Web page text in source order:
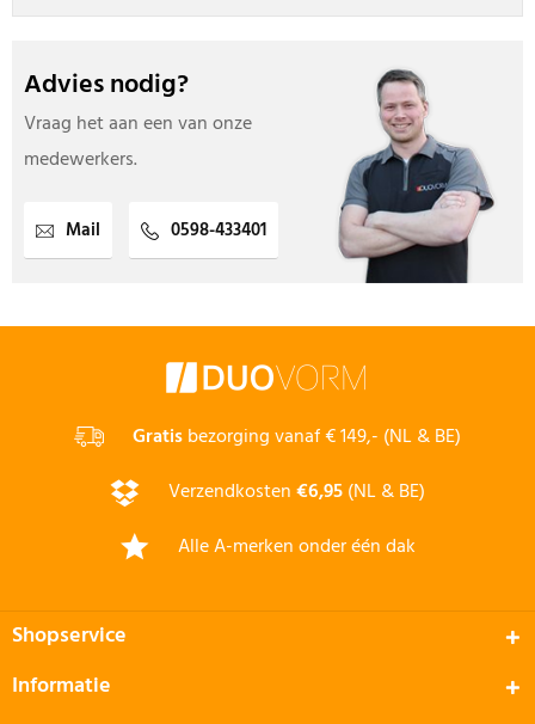
Advies nodig?
Vraag het aan een van onze
medewerkers.
Mail 0598-433401
Gratisbezorging vanaf € 149,- (NL & BE)
Verzendkosten€6,95(NL & BE)
Alle A-merken onder één dak
Shopservice
Informatie